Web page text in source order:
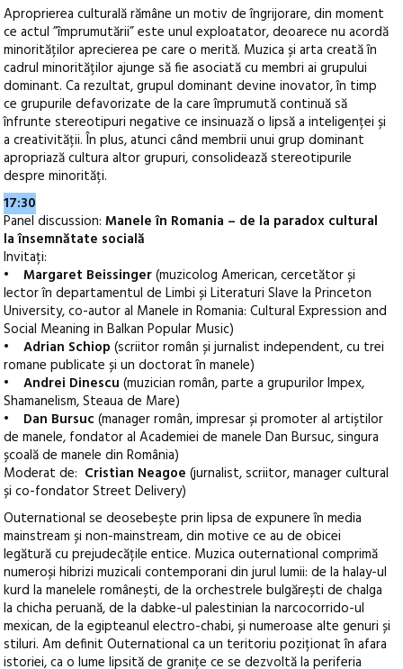
Aproprierea culturală rămâne un motiv de îngrijorare, din moment
ce actul ”împrumutării” este unul exploatator, deoarece nu acordă
minorităților aprecierea pe care o merită. Muzica și arta creată în
cadrul minorităților ajunge să fie asociată cu membri ai grupului
dominant. Ca rezultat, grupul dominant devine inovator, în timp
ce grupurile defavorizate de la care împrumută continuă să
înfrunte stereotipuri negative ce insinuază o lipsă a inteligenței și
a creativității. În plus, atunci când membrii unui grup dominant
apropriază cultura altor grupuri, consolidează stereotipurile
despre minorități.
17:30
Panel discussion:Manele în Romania – de la paradox cultural
la însemnătate socială
Invitați:
•Margaret Beissinger(muzicolog American, cercetător și
lector în departamentul de Limbi și Literaturi Slave la Princeton
University, co-autor al Manele in Romania: Cultural Expression and
Social Meaning in Balkan Popular Music)
•Adrian Schiop (scriitor român și jurnalist independent, cu trei
romane publicate și un doctorat în manele)
•Andrei Dinescu (muzician român, parte a grupurilor Impex,
Shamanelism, Steaua de Mare)
• Dan Bursuc (manager român, impresar și promoter al artiștilor
de manele, fondator al Academiei de manele Dan Bursuc, singura
școală de manele din România)
Moderat de: Cristian Neagoe (jurnalist, scriitor, manager cultural
și co-fondator Street Delivery)
Outernational se deosebește prin lipsa de expunere în media
mainstream și non-mainstream, din motive ce au de obicei
legătură cu prejudecățile entice. Muzica outernational comprimă
numeroși hibrizi muzicali contemporani din jurul lumii: de la halay-ul
kurd la manelele românești, de la orchestrele bulgărești de chalga
la chicha peruană, de la dabke-ul palestinian la narcocorrido-ul
mexican, de la egipteanul electro-chabi, și numeroase alte genuri și
stiluri. Am definit Outernational ca un teritoriu poziționat în afara
istoriei, ca o lume lipsită de granițe ce se dezvoltă la periferia